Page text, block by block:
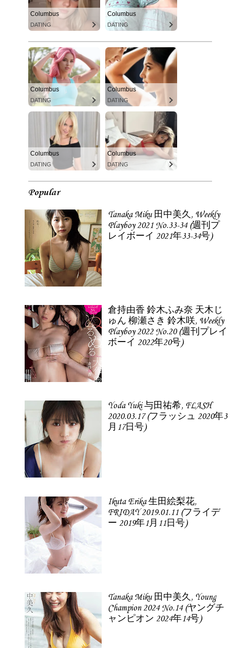
Columbus
DATING
Columbus
DATING
Columbus
DATING
Columbus
DATING
Columbus
DATING
Columbus
DATING
Popular
Tanaka Miku 田中美久, Weekly
Playboy 2021 No.33-34 (週刊プ
レイボーイ 2021年33-34号)
倉持由香 鈴木ふみ奈 天木じ
ゅん 柳瀬さき 鈴木咲, Weekly
Playboy 2022 No.20 (週刊プレイ
ボーイ 2022年20号)
Yoda Yuki 与田祐希, FLASH
2020.03.17 (フラッシュ 2020年3
月17日号)
Ikuta Erika 生田絵梨花,
FRIDAY 2019.01.11 (フライデ
ー 2019年1月11日号)
Tanaka Miku 田中美久, Young
Champion 2024 No.14 (ヤングチ
ャンピオン 2024年14号)